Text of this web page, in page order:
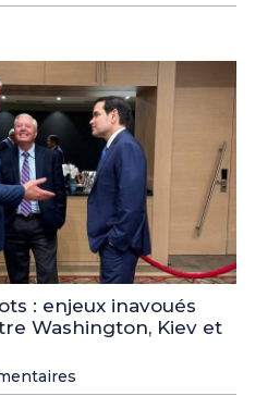
: enjeux inavoués
Washington, Kiev et